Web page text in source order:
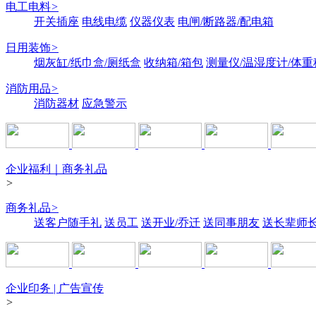
电工电料>
开关插座 电线电缆 仪器仪表 电闸/断路器/配电箱
日用装饰>
烟灰缸/纸巾盒/厕纸盒 收纳箱/箱包 测量仪/温湿度计/体重
消防用品>
消防器材 应急警示
企业福利｜商务礼品
>
商务礼品>
送客户随手礼 送员工 送开业/乔迁 送同事朋友 送长辈师
企业印务 | 广告宣传
>